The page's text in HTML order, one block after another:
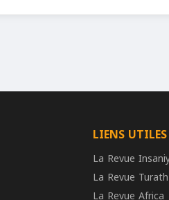
LIENS UTILES
La Revue
La Revue Turath
La Revue Africa